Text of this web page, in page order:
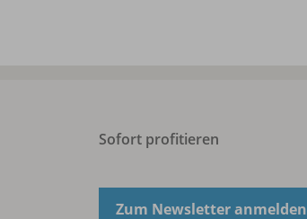
Sofort profitieren
Zum Newsletter anmelden